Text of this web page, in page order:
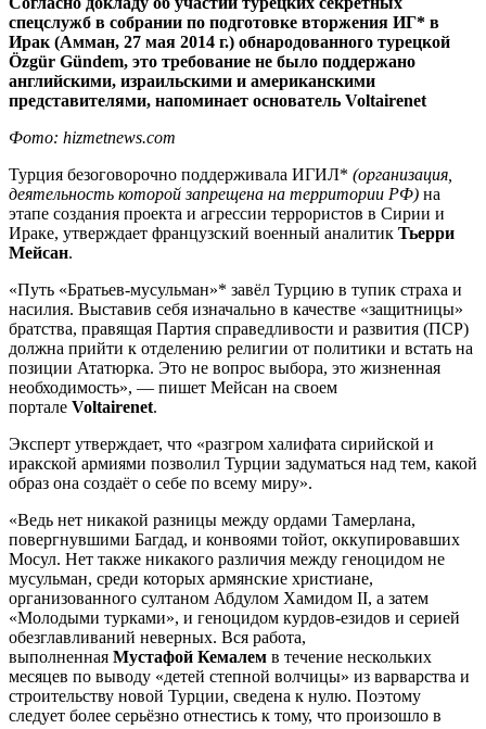
спецслужб в собрании по подготовке вторжения ИГ* в
Ирак (Амман, 27 мая 2014 г.) обнародованного турецкой
Özgür Gündem, это требование не было поддержано
английскими, израильскими и американскими
представителями, напоминает основатель Voltairenet
Фото: hizmetnews.com
Турция безоговорочно поддерживала ИГИЛ* (организация,
деятельность которой запрещена на территории РФ) на
этапе создания проекта и агрессии террористов в Сирии и
Ираке, утверждает французский военный аналитик Тьерри
Мейсан.
«Путь «Братьев-мусульман»* завёл Турцию в тупик страха и
насилия. Выставив себя изначально в качестве «защитницы»
братства, правящая Партия справедливости и развития (ПСР)
должна прийти к отделению религии от политики и встать на
позиции Ататюрка. Это не вопрос выбора, это жизненная
необходимость», — пишет Мейсан на своем
портале Voltairenet.
Эксперт утверждает, что «разгром халифата сирийской и
иракской армиями позволил Турции задуматься над тем, какой
образ она создаёт о себе по всему миру».
«Ведь нет никакой разницы между ордами Тамерлана,
повергнувшими Багдад, и конвоями тойот, оккупировавших
Мосул. Нет также никакого различия между геноцидом не
мусульман, среди которых армянские христиане,
организованного султаном Абдулом Хамидом II, а затем
«Молодыми турками», и геноцидом курдов-езидов и серией
обезглавливаний неверных. Вся работа,
выполненная Мустафой Кемалем в течение нескольких
месяцев по выводу «детей степной волчицы» из варварства и
строительству новой Турции, сведена к нулю. Поэтому
следует более серьёзно отнестись к тому, что произошло в